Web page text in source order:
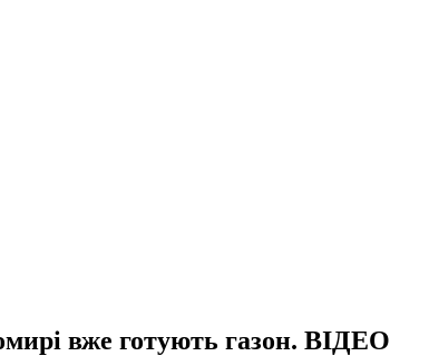
вже готують газон. ВІДЕО